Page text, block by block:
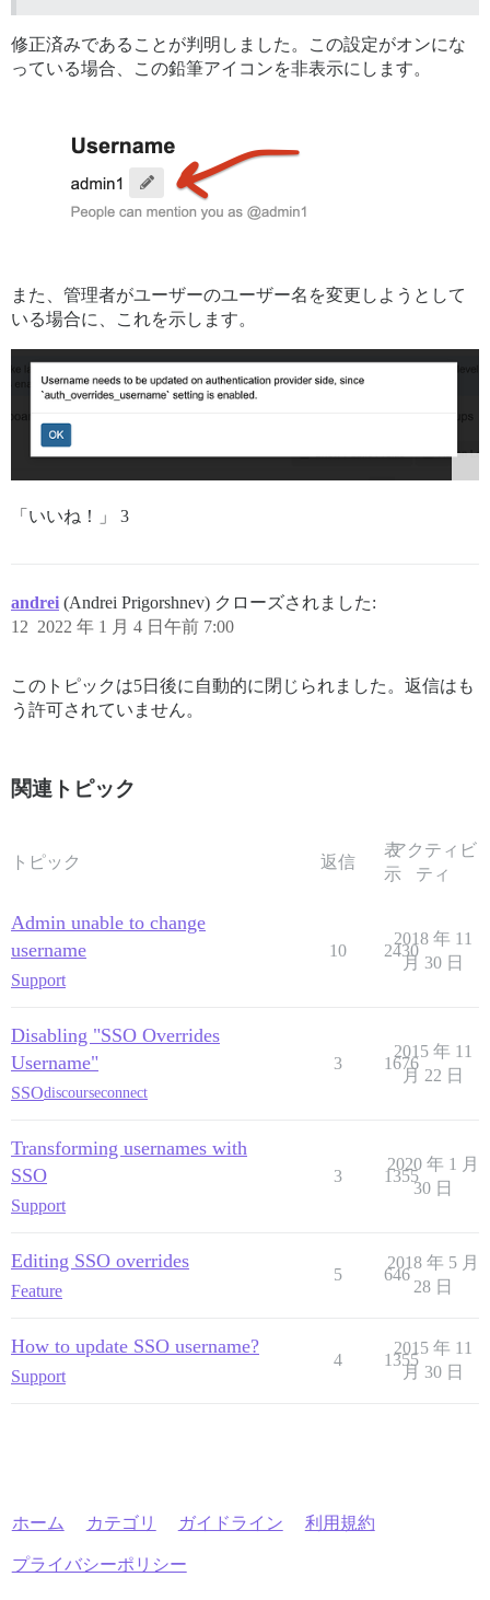
修正済みであることが判明しました。この設定がオンにな
っている場合、この鉛筆アイコンを非表示にします。
また、管理者がユーザーのユーザー名を変更しようとして
いる場合に、これを示します。
「いいね！」 3
andrei (Andrei Prigorshnev) クローズされました:
2022 年 1 月 4 日午前 7:00
12
このトピックは5日後に自動的に閉じられました。返信はも
う許可されていません。
関連トピック
トピック 返信
表
示
アクティビ
ティ
Admin unable to change
username
Support
10 2430
2018 年 11
月 30 日
Disabling "SSO Overrides
Username"
SSOdiscourseconnect
3 1676
2015 年 11
月 22 日
Transforming usernames with
SSO
Support
3 1355
2020 年 1 月
30 日
Editing SSO overrides
Feature
5 646
2018 年 5 月
28 日
How to update SSO username?
Support
4 1355
2015 年 11
月 30 日
ホーム カテゴリ ガイドライン 利用規約
プライバシーポリシー